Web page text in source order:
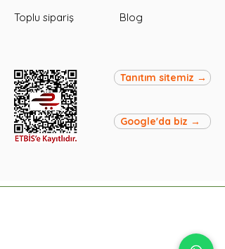
Toplu sipariş Blog
Tanıtım sitemiz →
Google'da biz →